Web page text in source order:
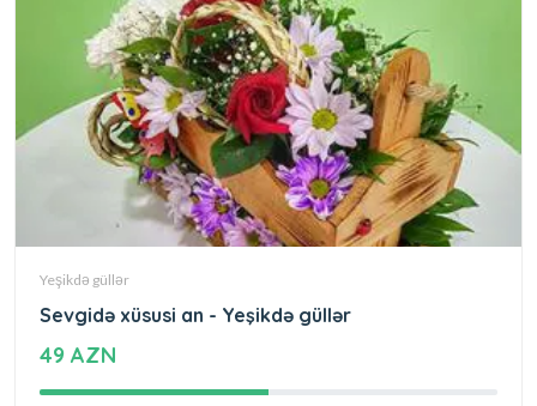
Yeşikdə güllər
Sevgidə xüsusi an - Yeşikdə güllər
49 AZN